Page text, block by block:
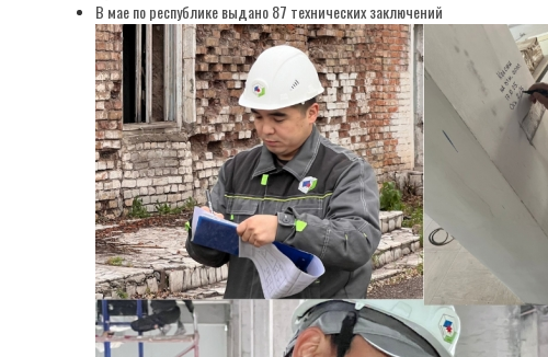
В мае по республике выдано 87 технических заключений